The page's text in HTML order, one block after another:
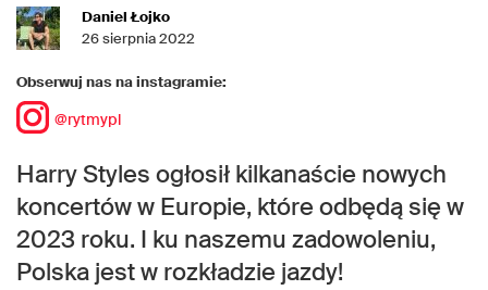
Daniel Łojko
26 sierpnia 2022
Obserwuj nas na instagramie:
@rytmypl
Harry Styles ogłosił kilkanaście nowych
koncertów w Europie, które odbędą się w
2023 roku. I ku naszemu zadowoleniu,
Polska jest w rozkładzie jazdy!